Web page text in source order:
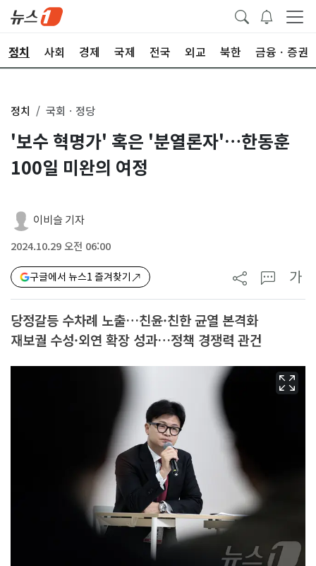
정치 사회 경제 국제 전국 외교 북한 금융ㆍ증권
정치 국회ㆍ정당
'보수 혁명가' 혹은 '분열론자'…한동훈
100일 미완의 여정
이비슬 기자
2024.10.29 오전 06:00
구글에서 뉴스1 즐겨찾기 가
당정갈등 수차례 노출…친윤·친한 균열 본격화
재보궐 수성·외연 확장 성과…정책 경쟁력 관건